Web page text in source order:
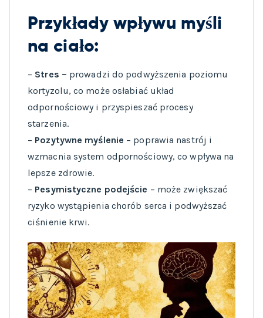
Przykłady wpływu myśli
na ciało:
– Stres – prowadzi do podwyższenia poziomu
kortyzolu, co może osłabiać układ
odpornościowy i przyspieszać procesy
starzenia.
– Pozytywne myślenie – poprawia nastrój i
wzmacnia system odpornościowy, co wpływa na
lepsze zdrowie.
– Pesymistyczne podejście – może zwiększać
ryzyko wystąpienia chorób serca i podwyższać
ciśnienie krwi.